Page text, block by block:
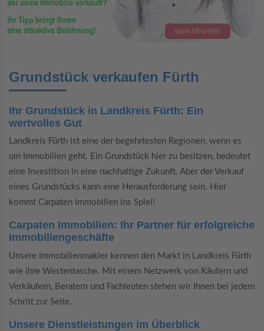
Grundstück verkaufen Fürth
Ihr Grundstück in Landkreis Fürth: Ein
wertvolles Gut
Landkreis Fürth ist eine der begehrtesten Regionen, wenn es
um Immobilien geht. Ein Grundstück hier zu besitzen, bedeutet
eine Investition in eine nachhaltige Zukunft. Aber der Verkauf
eines Grundstücks kann eine Herausforderung sein. Hier
kommt Carpaten Immobilien ins Spiel!
Carpaten Immobilien: Ihr Partner für erfolgreiche
Immobiliengeschäfte
Unsere Immobilienmakler kennen den Markt in Landkreis Fürth
wie ihre Westentasche. Mit einem Netzwerk von Käufern und
Verkäufern, Beratern und Fachleuten stehen wir Ihnen bei jedem
Schritt zur Seite.
Unsere Dienstleistungen im Überblick